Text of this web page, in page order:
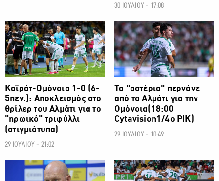
30 ΙΟΥΛΙΟΥ - 17:08
ΠΡΩΤΑΘΛΗΜΑ CYTA
Καϊράτ-Ομόνοια 1-0 (6-
5πεν.): Αποκλεισμός στο
θρίλερ του Αλμάτι για το
"ηρωικό" τριφύλλι
(στιγμιότυπα)
29 ΙΟΥΛΙΟΥ - 21:02
ΠΡΩΤΑΘΛΗΜΑ CYTA
Τα "αστέρια" περνάνε
από το Αλμάτι για την
Ομόνοια(18:00
Cytavision1/4ο ΡΙΚ)
29 ΙΟΥΛΙΟΥ - 10:49
ΠΡΩΤΑΘΛΗΜΑ CYTA ΠΡΩΤΑΘΛΗΜΑ CYTA